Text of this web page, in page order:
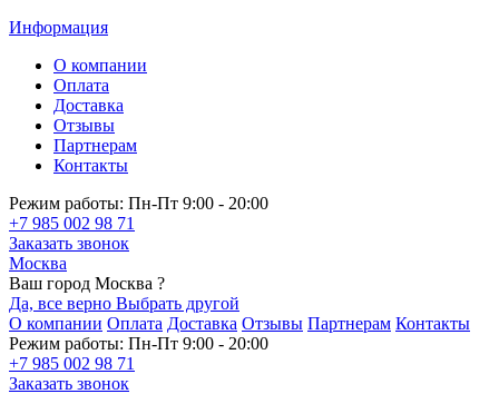
Информация
О компании
Оплата
Доставка
Отзывы
Партнерам
Контакты
Режим работы: Пн-Пт 9:00 - 20:00
+7 985 002 98 71
Заказать звонок
Москва
Ваш город Москва ?
Да, все верно Выбрать другой
О компании Оплата Доставка Отзывы Партнерам Контакты
Режим работы: Пн-Пт 9:00 - 20:00
+7 985 002 98 71
Заказать звонок